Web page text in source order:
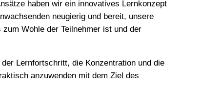
haben wir ein innovatives Lernkonzept
neugierig und bereit, unsere
Wohle der Teilnehmer ist und der
Lernfortschritt, die Konzentration und die
anzuwenden mit dem Ziel des